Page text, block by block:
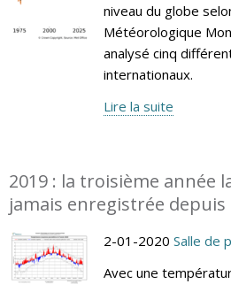
niveau du globe
Météorologique
analysé cinq
internationaux.
Lire la suite
2019 : la troisième année
jamais enregistrée depuis
2-01-2020 Salle de
Avec une